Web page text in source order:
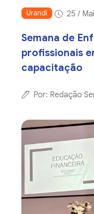
Urandi 25 /
Semana de
profissionais
capacitação
Por: Redação